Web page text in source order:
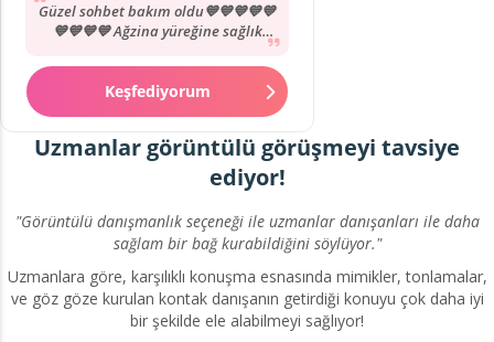
Güzel sohbet bakım oldu💙💙💙💙💙
💙💙💙💙 Ağzina yüreğine sağlık
ablacım 💙💙💙💙💙💙💙💙💙💙💙💙💙
💙💙💙💙💙💙💙💙💙💙💙💙💙💙💙💙💙
💙💙💙💙💙💙💙💙💙💙💙💙💙💙💙💙💙
💙💙💙💙💙💙💙💙💙💙💙💙💙💙💙💙💙
Keşfediyorum
Uzmanlar görüntülü görüşmeyi tavsiye
ediyor!
"Görüntülü danışmanlık seçeneği ile uzmanlar danışanları ile daha
sağlam bir bağ kurabildiğini söylüyor."
Uzmanlara göre, karşılıklı konuşma esnasında mimikler, tonlamalar,
ve göz göze kurulan kontak danışanın getirdiği konuyu çok daha iyi
bir şekilde ele alabilmeyi sağlıyor!